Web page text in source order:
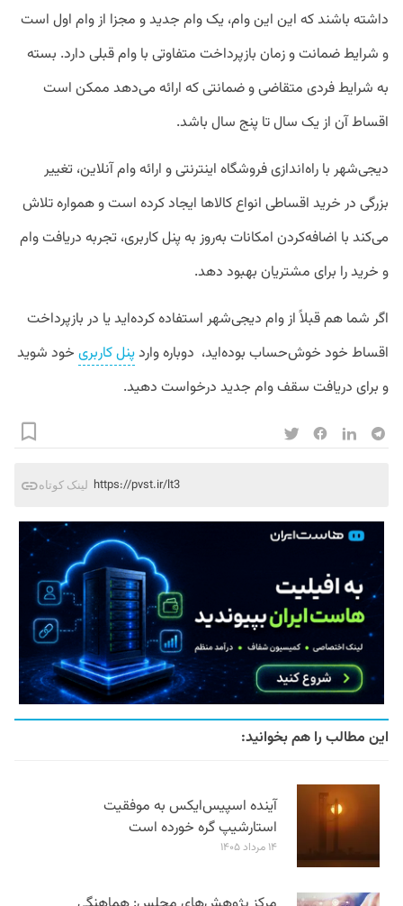
داشته باشند که این این وام، یک وام جدید و مجزا از وام اول است
و شرایط ضمانت و زمان بازپرداخت متفاوتی با وام قبلی دارد. بسته
به شرایط فردی متقاضی و ضمانتی که ارائه می‌دهد ممکن است
اقساط آن از یک سال تا پنج سال باشد.
دیجی‌شهر با راه‌اندازی فروشگاه اینترنتی و ارائه وام آنلاین، تغییر
بزرگی در خرید اقساطی انواع کالاها ایجاد کرده است و همواره تلاش
می‌کند با اضافه‌کردن امکانات به‌روز به پنل کاربری، تجربه دریافت وام
و خرید را برای مشتریان بهبود دهد.
اگر شما هم قبلاً از وام دیجی‌شهر استفاده کرده‌اید یا در بازپرداخت
اقساط خود خوش‌حساب بوده‌اید، دوباره واردپنل کاربری خود شوید
و برای دریافت سقف وام جدید درخواست دهید.
لینک کوتاه https://pvst.ir/lt3
این مطالب را هم بخوانید:
آینده اسپیس‌ایکس به موفقیت
استارشیپ گره خورده است
۱۴ مرداد ۱۴۰۵